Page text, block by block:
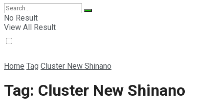
E-Magazine
No Result
View All Result
Home Tag Cluster New Shinano
Tag: Cluster New Shinano